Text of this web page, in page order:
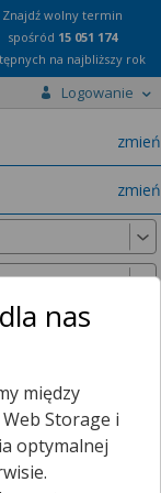
Znajdź wolny termin
spośród 15 051 174
na najbliższy rok
Logowanie
zmień
zmień
25 km , dlatego
nas
między
Storage i
optymalnej